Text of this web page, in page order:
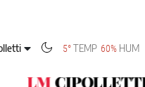
5°TEMP 60% HUM